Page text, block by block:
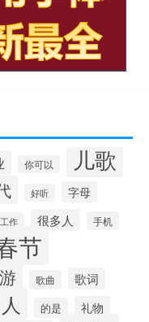
你可以 儿歌
好听
字母
工作 很多人 手机
节
歌曲 歌词
的是 礼物